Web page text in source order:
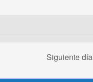
Siguiente día